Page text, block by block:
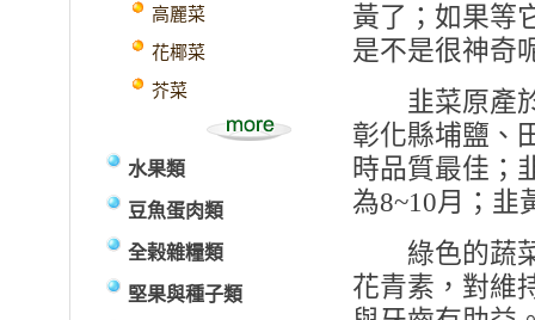
高麗菜
花椰菜
芥菜
水果類
豆魚蛋肉類
全榖雜糧類
堅果與種子類
黃了；如果等
是不是很神奇
韭菜原產於
彰化縣埔鹽、
時品質最佳；
為8~10月；韭
綠色的蔬菜
花青素，對維